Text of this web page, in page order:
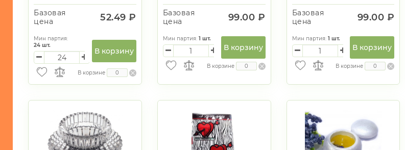
Новогодний
ассортимент
Свечи
подарочные
1
Мышки
3
Подсвечники 12
Базовая
цена
52.49 ₽
Мин партия:
24 шт.
В корзину
В корзине
Базовая
цена
99.00 ₽
Мин партия: 1 шт.
В корзину
В корзине
Базовая
цена
99.00 ₽
Мин партия: 1 шт.
В корзину
В корзине